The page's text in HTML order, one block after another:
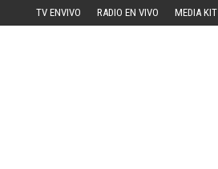
TV ENVIVO RADIO EN VIVO MEDIA KIT